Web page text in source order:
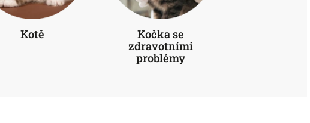
Kočka se
Dospělá kočka